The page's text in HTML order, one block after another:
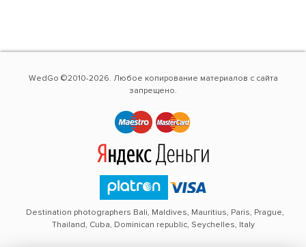
WedGo ©2010-2026. Любое копирование материалов с сайта
запрещено.
Destination photographers Bali, Maldives, Mauritius, Paris, Prague,
Thailand, Cuba, Dominican republic, Seychelles, Italy